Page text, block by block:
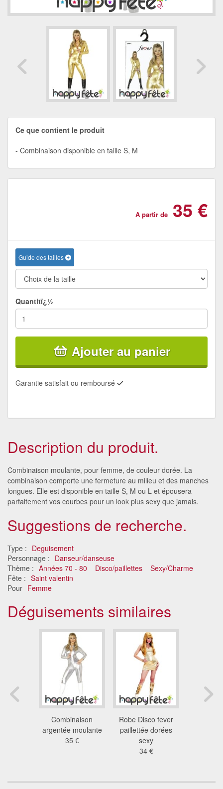
Ce que contient le produit
Combinaison disponible en taille S, M
A partir de 35 €
Guide des tailles
Quantitï¿½
Ajouter au panier
Garantie satisfait ou remboursé
Description du produit.
Combinaison moulante, pour femme, de couleur dorée. La
combinaison comporte une fermeture au milieu et des manches
longues. Elle est disponible en taille S, M ou L et épousera
parfaitement vos courbes pour un look plus sexy que jamais.
Suggestions de recherche.
Type : Deguisement
Personnage : Danseur/danseuse
Thème : Années 70 - 80 Disco/paillettes
Sexy/Charme
Fête : Saint valentin
Pour Femme
Déguisements similaires
Combinaison
argentée moulante
35 €
Robe Disco fever
paillettée dorées
sexy
34 €